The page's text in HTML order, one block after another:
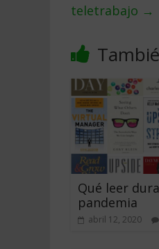
teletrabajo →
Qué leer
pandemia
abril 12, 2020